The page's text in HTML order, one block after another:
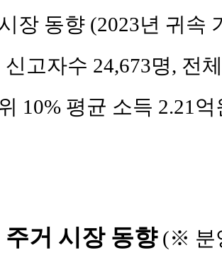
장 동향 (2023년 귀속
신고자수 24,673명, 전
10% 평균 소득 2.21
거 시장 동향(※ 분